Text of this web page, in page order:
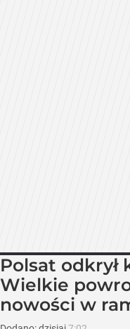
Polsat odkrył
Wielkie
nowości w